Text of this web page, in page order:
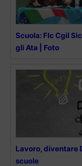
Scuola: Flc Cgil
gli Ata | Foto
Lavoro, diventare
scuole